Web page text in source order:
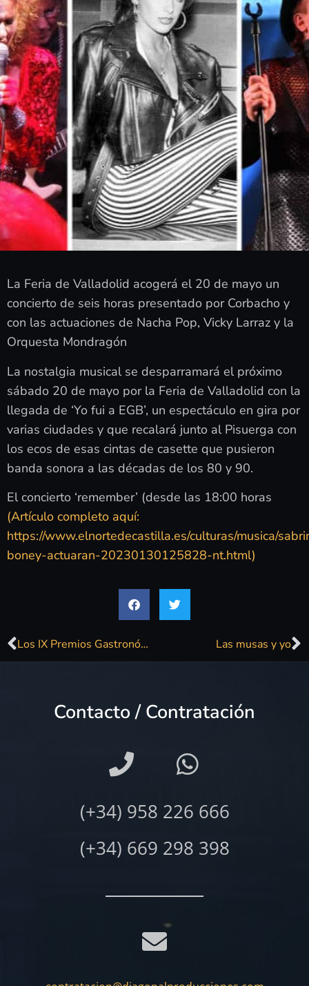
La Feria de Valladolid acogerá el 20 de mayo un
concierto de seis horas presentado por Corbacho y
con las actuaciones de Nacha Pop, Vicky Larraz y la
Orquesta Mondragón
La nostalgia musical se desparramará el próximo
sábado 20 de mayo por la Feria de Valladolid con la
llegada de ‘Yo fui a EGB’, un espectáculo en gira por
varias ciudades y que recalará junto al Pisuerga con
los ecos de esas cintas de casette que pusieron
banda sonora a las décadas de los 80 y 90.
El concierto ‘remember’ (desde las 18:00 horas
(Artículo completo aquí:
https://www.elnortedecastilla.es/culturas/musica/
boney-actuaran-20230130125828-nt.html)
Los IX Premios Gastronómicos revelan el buen momento del sector en la provincia jienense Las musas y yo
Contacto / Contratación
(+34) 958 226 666
(+34) 669 298 398